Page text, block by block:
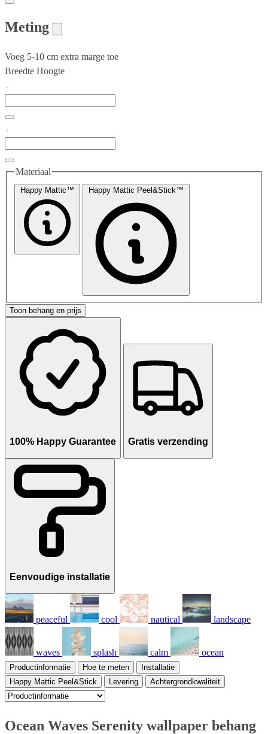
Meting
Voeg 5-10 cm extra marge toe
Breedte Hoogte
Materiaal
Happy Mattic™ Happy Mattic Peel&Stick™
Toon behang en prijs
100% Happy Guarantee Gratis verzending
Eenvoudige installatie
peaceful cool nautical landscape
waves splash calm ocean
Productinformatie Hoe te meten
Installatie
Happy Mattic Peel&Stick
Levering Achtergrondkwaliteit
Ocean Waves Serenity wallpaper behang